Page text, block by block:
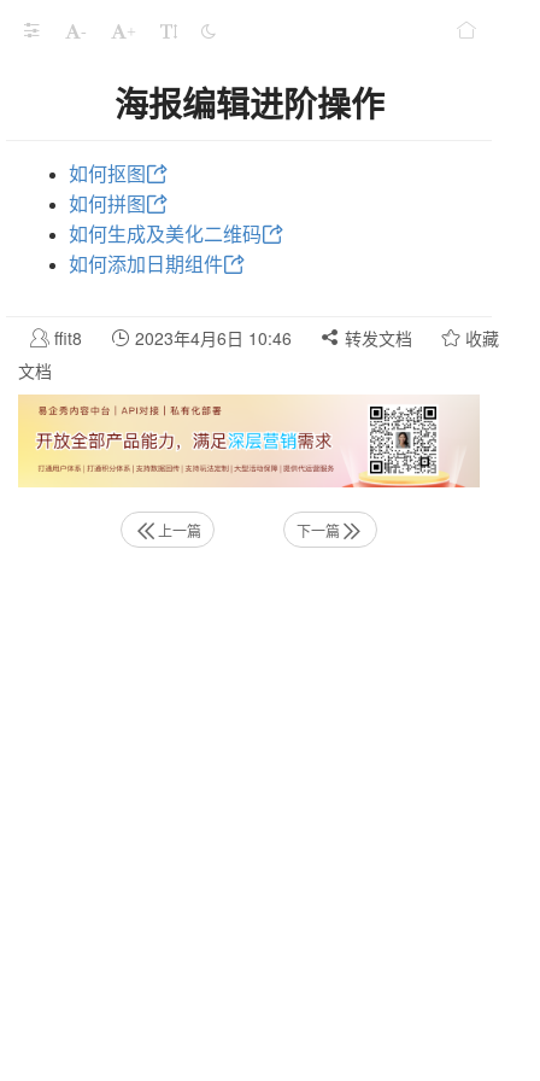
- +
海报编辑进阶操作
如何抠图
如何拼图
如何生成及美化二维码
如何添加日期组件
ffit8 2023年4月6日 10:46 转发文档
收藏
文档
上一篇 下一篇